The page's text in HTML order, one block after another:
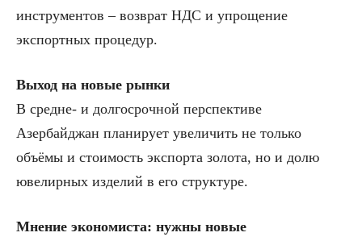
инструментов – возврат НДС и упрощение
экспортных процедур.
Выход на новые рынки
В средне- и долгосрочной перспективе
Азербайджан планирует увеличить не только
объёмы и стоимость экспорта золота, но и долю
ювелирных изделий в его структуре.
Мнение экономиста: нужны новые